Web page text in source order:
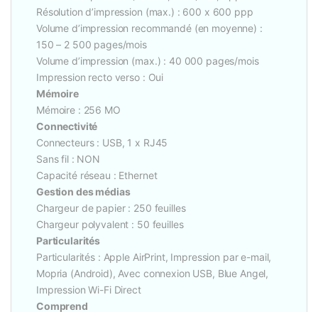
Résolution d’impression (max.) : 600 x 600 ppp
Volume d’impression recommandé (en moyenne) :
150 – 2 500 pages/mois
Volume d’impression (max.) : 40 000 pages/mois
Impression recto verso : Oui
Mémoire
Mémoire : 256 MO
Connectivité
Connecteurs : USB, 1 x RJ45
Sans fil : NON
Capacité réseau : Ethernet
Gestion des médias
Chargeur de papier : 250 feuilles
Chargeur polyvalent : 50 feuilles
Particularités
Particularités : Apple AirPrint, Impression par e-mail,
Mopria (Android), Avec connexion USB, Blue Angel,
Impression Wi-Fi Direct
Comprend